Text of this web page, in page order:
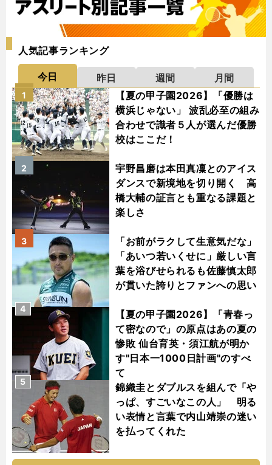
人気記事ランキング
今日 昨日 週間
月間
【夏の甲子園2026】「優勝は
横浜じゃない」 波乱必至の組み
合わせで識者５人が選んだ優勝
校はここだ！
1
宇野昌磨は本田真凜とのアイス
ダンスで新境地を切り開く 高
橋大輔の証言とも重なる課題と
楽しさ
2
「お前がラクして生意気だな」
「あいつ若いくせに」厳しい言
葉を浴びせられるも佐藤慎太郎
が貫いた誇りとファンへの思い
3
【夏の甲子園2026】「青春っ
て密なので」の原点はあの夏の
惨敗 仙台育英・須江航が明か
す"日本一1000日計画"のすべ
て
4
錦織圭とダブルスを組んで「や
っぱ、すごいなこの人」 明る
い表情と言葉で内山靖崇の迷い
を払ってくれた
5